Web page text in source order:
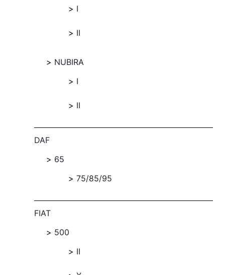
I
II
NUBIRA
I
II
DAF
65
75/85/95
FIAT
500
II